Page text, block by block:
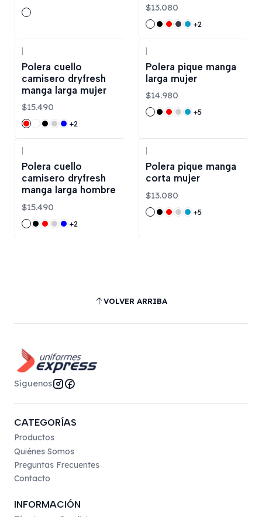
$13.080
+2
|
Polera cuello
camisero dryfresh
manga larga mujer
$15.490
+2
|
Polera pique manga
larga mujer
$14.980
+5
Polera cuello
camisero dryfresh
manga larga hombre
$15.490
+2
Polera pique manga
corta mujer
$13.080
+5
VOLVER ARRIBA
Síguenos
CATEGORÍAS
Productos
Quiénes Somos
Preguntas Frecuentes
Contacto
INFORMACIÓN